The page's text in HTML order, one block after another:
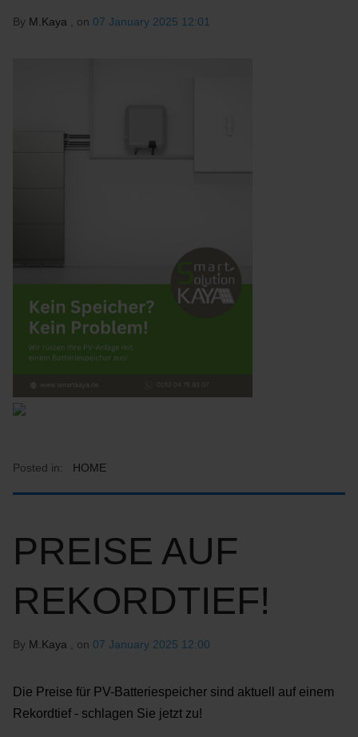
By M.Kaya , on 07 January 2025 12:01
Posted in: HOME
PREISE AUF
REKORDTIEF!
By M.Kaya , on 07 January 2025 12:00
Die Preise für PV-Batteriespeicher sind aktuell auf einem
Rekordtief - schlagen Sie jetzt zu!